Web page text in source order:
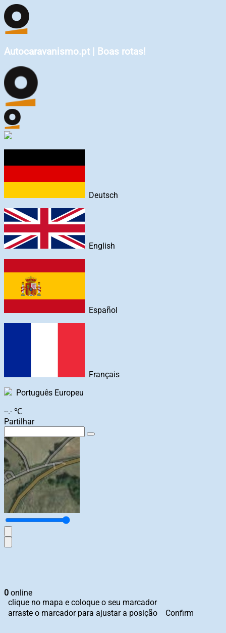
Autocaravanismo.pt | Boas rotas!
Deutsch
English
Español
Français
Português Europeu
--.- ℃
Partilhar
0 online
clique no mapa e coloque o seu marcador
arraste o marcador para ajustar a posição
Confirm